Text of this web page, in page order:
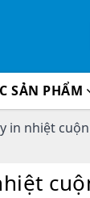
SẢN PHẨM
in nhiệt